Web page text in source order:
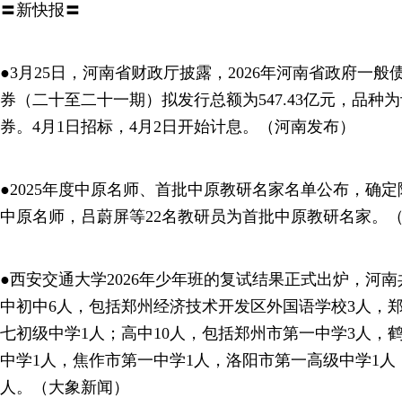
〓新快报〓
●3月25日，河南省财政厅披露，2026年河南省政府一般
券（二十至二十一期）拟发行总额为547.43亿元，品种
券。4月1日招标，4月2日开始计息。（河南发布）
●2025年度中原名师、首批中原教研名家名单公布，确
中原名师，吕蔚屏等22名教研员为首批中原教研名家。
●西安交通大学2026年少年班的复试结果正式出炉，河
中初中6人，包括郑州经济技术开发区外国语学校3人，
七初级中学1人；高中10人，包括郑州市第一中学3人，
中学1人，焦作市第一中学1人，洛阳市第一高级中学1
人。（大象新闻）